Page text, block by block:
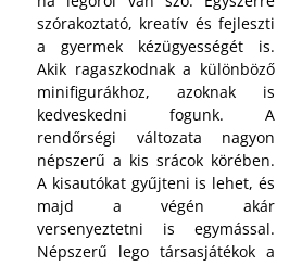
szórakoztató, kreatív és fejleszti
a gyermek kézügyességét is.
Akik ragaszkodnak a különböző
minifigurákhoz, azoknak is
kedveskedni fogunk. A
rendőrségi változata nagyon
népszerű a kis srácok körében.
A kisautókat gyűjteni is lehet, és
majd a végén akár
versenyeztetni is egymással.
Népszerű lego társasjátékok a